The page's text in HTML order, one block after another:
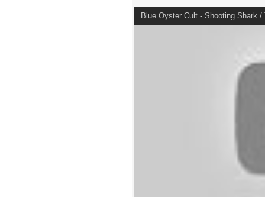
Blue Oyster Cult - Shooting Shark